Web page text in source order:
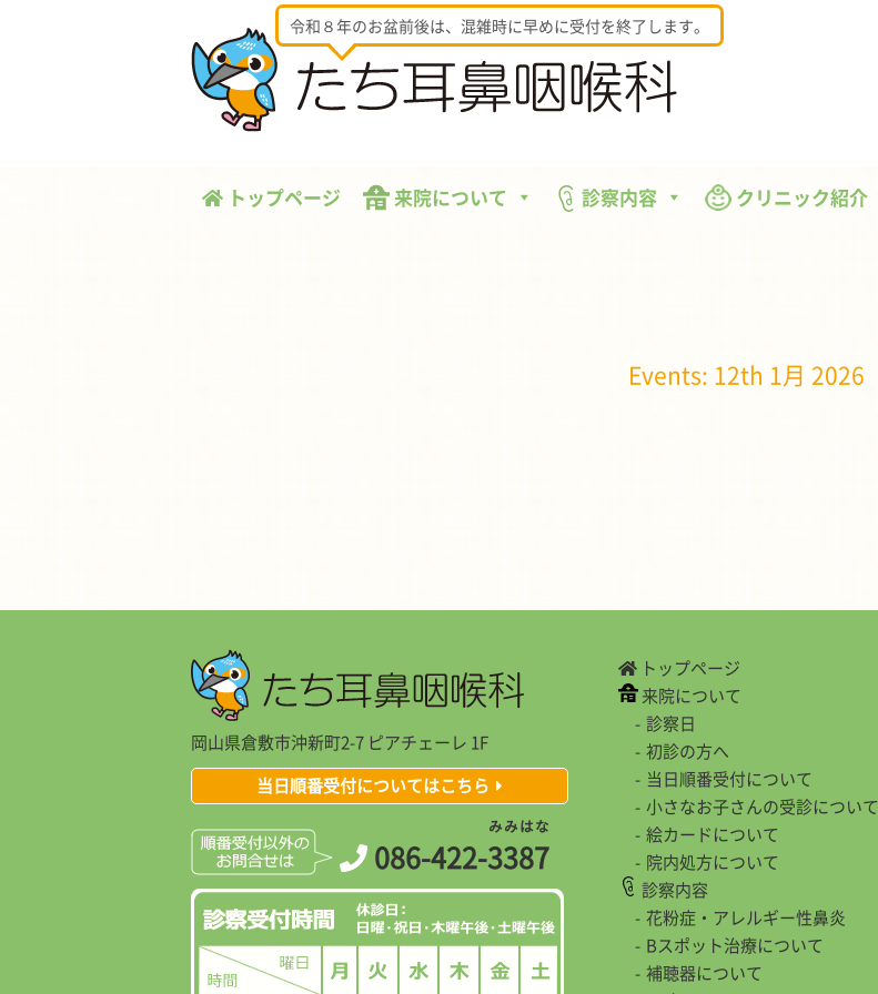
令和８年のお盆前後は、混雑時に早めに受付を終了します。
トップページ 来院について 診察内容 クリニック紹介
Events: 12th 1月 2026
岡山県倉敷市沖新町2-7 ピアチェーレ 1F
当日順番受付についてはこちら
086-422-3
み
3
み
8
は
7
な
トップページ
来院について
診察日
初診の方へ
当日順番受付について
小さなお子さんの受診について
絵カードについて
院内処方について
診察内容
花粉症・アレルギー性鼻炎
Bスポット治療について
補聴器について